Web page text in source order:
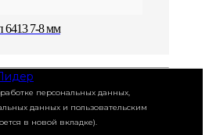
6413 7-8 мм
персональных данных,
данных и пользовательским
в новой вкладке).